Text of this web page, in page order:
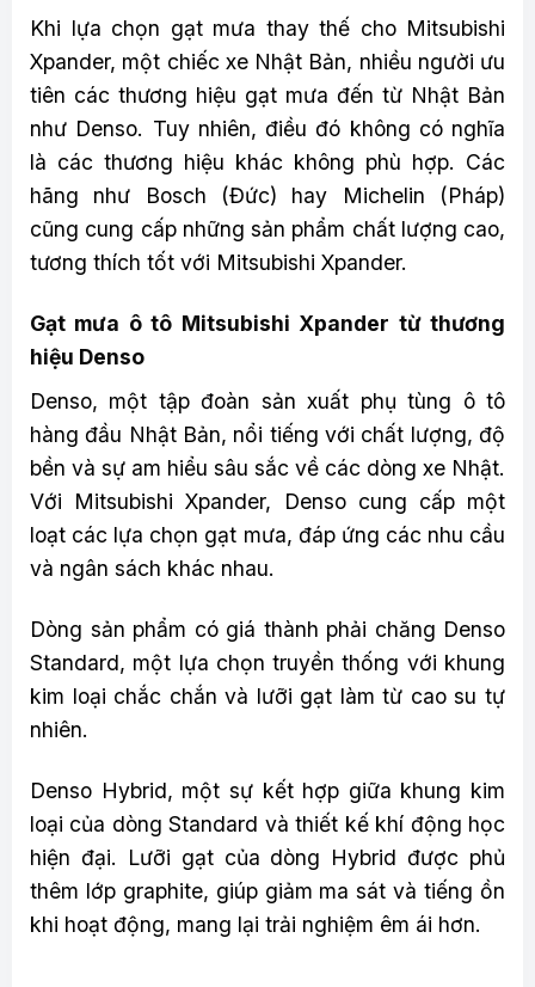
Khi lựa chọn gạt mưa thay thế cho Mitsubishi
Xpander, một chiếc xe Nhật Bản, nhiều người ưu
tiên các thương hiệu gạt mưa đến từ Nhật Bản
như Denso. Tuy nhiên, điều đó không có nghĩa
là các thương hiệu khác không phù hợp. Các
hãng như Bosch (Đức) hay Michelin (Pháp)
cũng cung cấp những sản phẩm chất lượng cao,
tương thích tốt với Mitsubishi Xpander.
Gạt mưa ô tô Mitsubishi Xpander từ thương
hiệu Denso
Denso, một tập đoàn sản xuất phụ tùng ô tô
hàng đầu Nhật Bản, nổi tiếng với chất lượng, độ
bền và sự am hiểu sâu sắc về các dòng xe Nhật.
Với Mitsubishi Xpander, Denso cung cấp một
loạt các lựa chọn gạt mưa, đáp ứng các nhu cầu
và ngân sách khác nhau.
Dòng sản phẩm có giá thành phải chăng Denso
Standard, một lựa chọn truyền thống với khung
kim loại chắc chắn và lưỡi gạt làm từ cao su tự
nhiên.
Denso Hybrid, một sự kết hợp giữa khung kim
loại của dòng Standard và thiết kế khí động học
hiện đại. Lưỡi gạt của dòng Hybrid được phủ
thêm lớp graphite, giúp giảm ma sát và tiếng ồn
khi hoạt động, mang lại trải nghiệm êm ái hơn.